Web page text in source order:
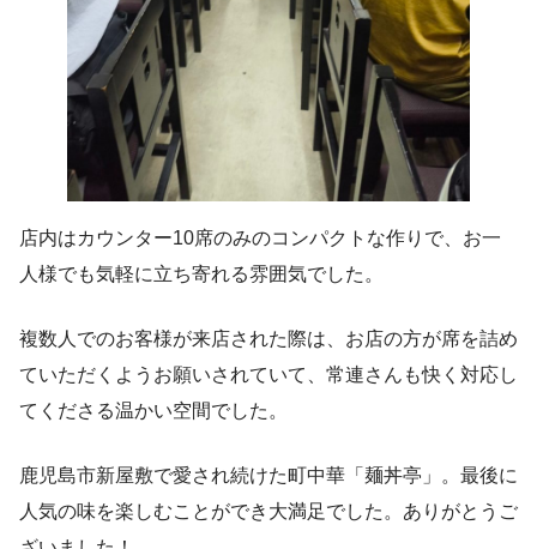
店内はカウンター10席のみのコンパクトな作りで、お一
人様でも気軽に立ち寄れる雰囲気でした。
複数人でのお客様が来店された際は、お店の方が席を詰め
ていただくようお願いされていて、常連さんも快く対応し
てくださる温かい空間でした。
鹿児島市新屋敷で愛され続けた町中華「麺丼亭」。最後に
人気の味を楽しむことができ大満足でした。ありがとうご